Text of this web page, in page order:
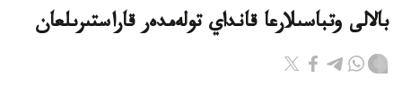
بالالى وتباسىلارعا قانداي تولەمدەر قاراستىرىلعان